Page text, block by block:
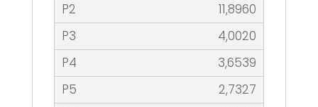
11,8960
4,0020
3,6539
2,7327